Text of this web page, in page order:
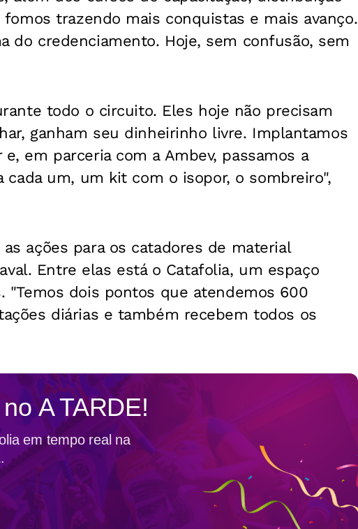
trazendo mais conquistas e mais avanço.
do credenciamento. Hoje, sem confusão, sem
todo o circuito. Eles hoje não precisam
ganham seu dinheirinho livre. Implantamos
em parceria com a Ambev, passamos a
cada um, um kit com o isopor, o sombreiro",
ações para os catadores de material
Entre elas está o Catafolia, um espaço
"Temos dois pontos que atendemos 600
diárias e também recebem todos os
noA TARDE!
em tempo real na